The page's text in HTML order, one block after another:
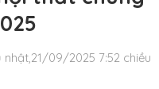
nhật,21/09/2025 7:52 chiều